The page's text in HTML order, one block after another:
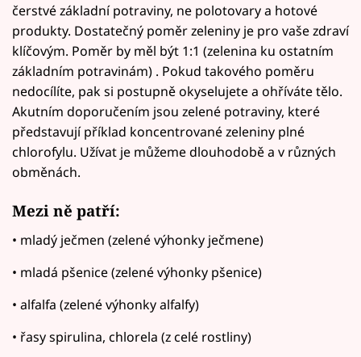
čerstvé základní potraviny, ne polotovary a hotové
produkty. Dostatečný poměr zeleniny je pro vaše zdraví
klíčovým. Poměr by měl být 1:1 (zelenina ku ostatním
základním potravinám) . Pokud takového poměru
nedocílíte, pak si postupně okyselujete a ohříváte tělo.
Akutním doporučením jsou zelené potraviny, které
představují příklad koncentrované zeleniny plné
chlorofylu. Užívat je můžeme dlouhodobě a v různých
obměnách.
Mezi ně patří:
• mladý ječmen (zelené výhonky ječmene)
• mladá pšenice (zelené výhonky pšenice)
• alfalfa (zelené výhonky alfalfy)
• řasy spirulina, chlorela (z celé rostliny)